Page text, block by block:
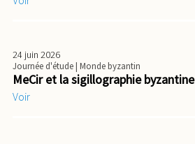
24 juin 2026
Journée d'étude| Monde byzantin
MeCir et la sigillographie byzantine
Voir